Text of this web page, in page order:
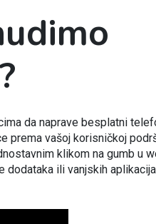
da naprave besplatni
prema vašoj korisničkoj
klikom na gumb u
dodataka ili vanjskih aplikacija